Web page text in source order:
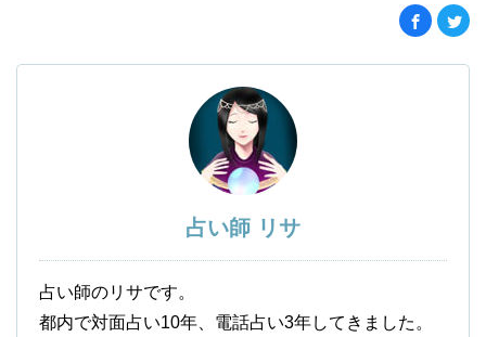
占い師 リサ
占い師のリサです。
都内で対面占い10年、電話占い3年してきました。